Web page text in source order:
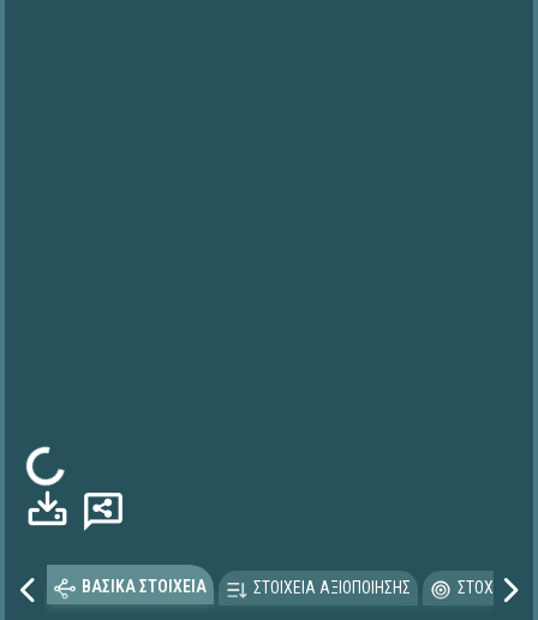
Φόρτωση...
ΒΑΣΙΚΑ ΣΤΟΙΧΕΙΑ ΣΤΟΙΧΕΙΑ ΑΞΙΟΠΟΙΗΣΗΣ